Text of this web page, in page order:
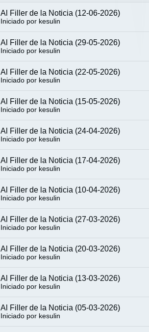
Al Filler de la Noticia (12-06-2026)
Iniciado por kesulin
Al Filler de la Noticia (29-05-2026)
Iniciado por kesulin
Al Filler de la Noticia (22-05-2026)
Iniciado por kesulin
Al Filler de la Noticia (15-05-2026)
Iniciado por kesulin
Al Filler de la Noticia (24-04-2026)
Iniciado por kesulin
Al Filler de la Noticia (17-04-2026)
Iniciado por kesulin
Al Filler de la Noticia (10-04-2026)
Iniciado por kesulin
Al Filler de la Noticia (27-03-2026)
Iniciado por kesulin
Al Filler de la Noticia (20-03-2026)
Iniciado por kesulin
Al Filler de la Noticia (13-03-2026)
Iniciado por kesulin
Al Filler de la Noticia (05-03-2026)
Iniciado por kesulin